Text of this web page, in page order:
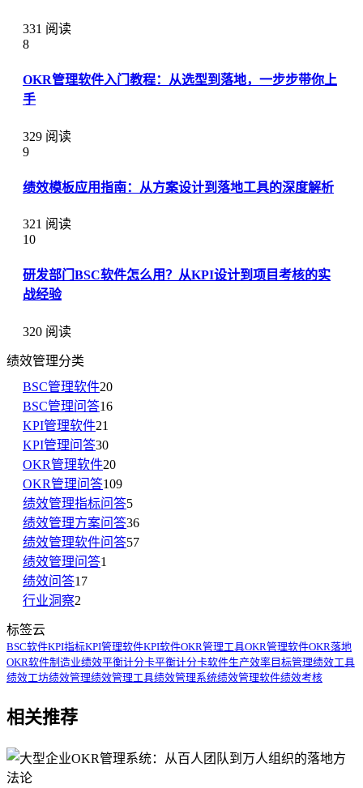
331 阅读
8
OKR管理软件入门教程：从选型到落地，一步步带你上
手
329 阅读
9
绩效模板应用指南：从方案设计到落地工具的深度解析
321 阅读
10
研发部门BSC软件怎么用？从KPI设计到项目考核的实
战经验
320 阅读
绩效管理分类
BSC管理软件20
BSC管理问答16
KPI管理软件21
KPI管理问答30
OKR管理软件20
OKR管理问答109
绩效管理指标问答5
绩效管理方案问答36
绩效管理软件问答57
绩效管理问答1
绩效问答17
行业洞察2
标签云
BSC软件KPI指标KPI管理软件KPI软件OKR管理工具OKR管理软件OKR落地
OKR软件制造业绩效平衡计分卡平衡计分卡软件生产效率 目标管理绩效工具
绩效工坊绩效管理绩效管理工具绩效管理系统绩效管理软件绩效考核
相关推荐